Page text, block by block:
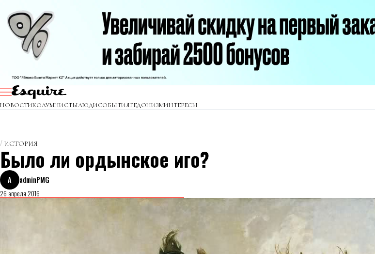
НОВОСТИКОЛУМНИСТЫЛЮДИСОБЫТИЯГЕДОНИЗМИНТЕРЕСЫ
ИСТОРИЯ
Было ли ордынское иго?
A
adminPMG
26 апреля 2016